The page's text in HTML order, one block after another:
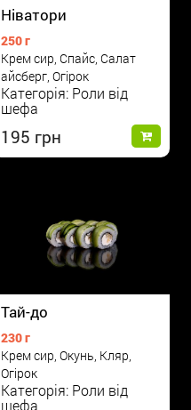
Ніватори
250 г
Крем сир, Спайс, Салат
айсберг, Огірок
Категорія: Роли від
шефа
195
Тай-до
230 г
Крем сир, Окунь, Кляр,
Огірок
Категорія: Роли від
шефа